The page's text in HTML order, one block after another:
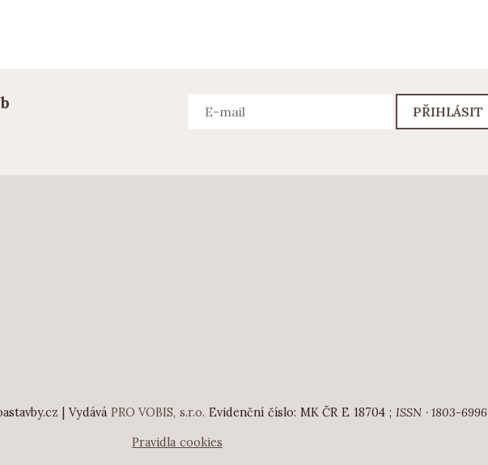
PŘIHLÁSIT
| Vydává PRO VOBIS, s.r.o. Evidenční číslo: MK ČR E 18704 ; ISSN · 1803-6996
Pravidla cookies